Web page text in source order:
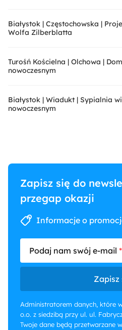
Białystok | Częstochowska |
Wolfa Zilberblatta
Turośń Kościelna | Olchowa |
nowoczesnym
Białystok | Wiadukt | Sypialnia
nowoczesnym
Zapisz się do
przegap okazji
Informacje o
Podaj nam swój e-mail
Zapisz
Administratorem danych, które
o.o. z siedzibą przy ul. ul.
Twoje dane będą przetwarzane